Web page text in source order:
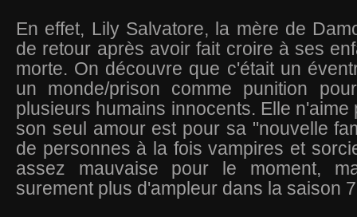
En effet, Lily Salvatore, la mère de
de retour après avoir fait croire à ses
morte. On découvre que c'était un
un monde/prison comme punition
plusieurs humains innocents. Elle n'aime
son seul amour est pour sa "nouvelle
de personnes à la fois vampires et
assez mauvaise pour le moment,
surement plus d'ampleur dans la saison